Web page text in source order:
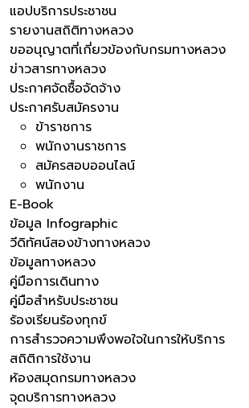
แอปบริการประชาชน
รายงานสถิติทางหลวง
ขออนุญาตที่เกี่ยวข้องกับกรมทางหลวง
ข่าวสารทางหลวง
ประกาศจัดซื้อจัดจ้าง
ประกาศรับสมัครงาน
ข้าราชการ
พนักงานราชการ
สมัครสอบออนไลน์
พนักงาน
E-Book
ข้อมูล Infographic
วีดิทัศน์สองข้างทางหลวง
ข้อมูลทางหลวง
คู่มือการเดินทาง
คู่มือสำหรับประชาชน
ร้องเรียนร้องทุกข์
การสำรวจความพึงพอใจในการให้บริการ
สถิติการใช้งาน
ห้องสมุดกรมทางหลวง
จุดบริการทางหลวง